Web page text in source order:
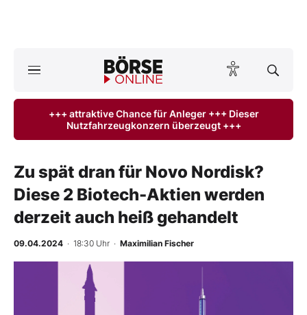
ktuelle Ausgabe BÖRSE ONLINE lesen
Anlageprodukte
Finanz-Check
BO-Musterdepots
+++ attraktive Chance für Anleger +++ Dieser
Nutzfahrzeugkonzern überzeugt +++
Zu spät dran für Novo Nordisk?
Diese 2 Biotech-Aktien werden
derzeit auch heiß gehandelt
09.04.2024 · 18:30 Uhr · Maximilian Fischer